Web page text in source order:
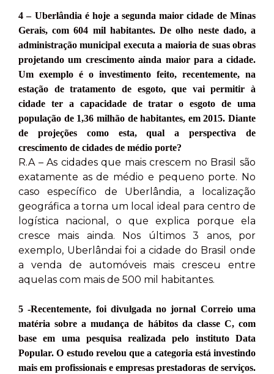
4 – Uberlândia é hoje a segunda maior cidade de Minas
Gerais, com 604 mil habitantes. De olho neste dado, a
administração municipal executa a maioria de suas obras
projetando um crescimento ainda maior para a cidade.
Um exemplo é o investimento feito, recentemente, na
estação de tratamento de esgoto, que vai permitir à
cidade ter a capacidade de tratar o esgoto de uma
população de 1,36 milhão de habitantes, em 2015. Diante
de projeções como esta, qual a perspectiva de
crescimento de cidades de médio porte?
R.A – As cidades que mais crescem no Brasil são
exatamente as de médio e pequeno porte. No
caso específico de Uberlândia, a localização
geográfica a torna um local ideal para centro de
logística nacional, o que explica porque ela
cresce mais ainda. Nos últimos 3 anos, por
exemplo, Uberlândai foi a cidade do Brasil onde
a venda de automóveis mais cresceu entre
aquelas com mais de 500 mil habitantes.
5 -Recentemente, foi divulgada no jornal Correio uma
matéria sobre a mudança de hábitos da classe C, com
base em uma pesquisa realizada pelo instituto Data
Popular. O estudo revelou que a categoria está investindo
mais em profissionais e empresas prestadoras de serviços.